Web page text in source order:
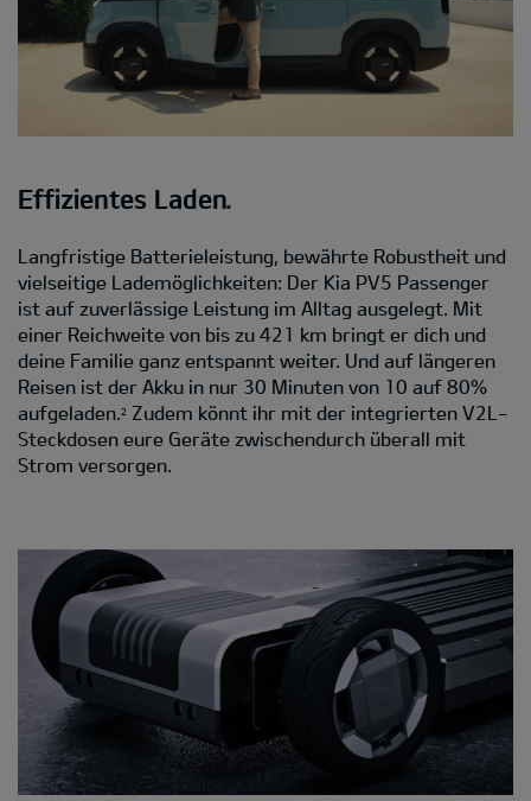
Effizientes Laden.
Langfristige Batterieleistung, bewährte Robustheit und
vielseitige Lademöglichkeiten: Der Kia PV5 Passenger
ist auf zuverlässige Leistung im Alltag ausgelegt. Mit
einer Reichweite von bis zu 421 km bringt er dich und
deine Familie ganz entspannt weiter. Und auf längeren
Reisen ist der Akku in nur 30 Minuten von 10 auf 80%
aufgeladen. 2 Zudem könnt ihr mit der integrierten V2L-
Steckdosen eure Geräte zwischendurch überall mit
Strom versorgen.